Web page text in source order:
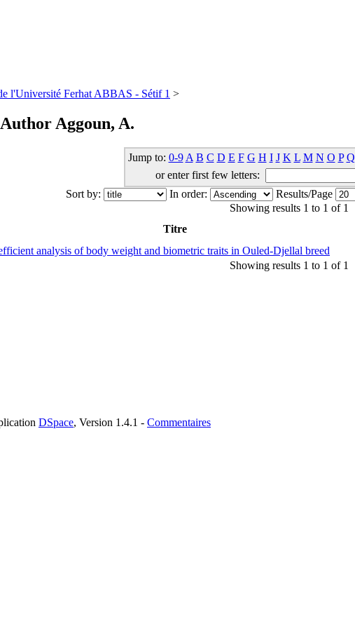
l'Université Ferhat ABBAS - Sétif 1 >
Aggoun, A.
Jump to: 0-9 A B C D E F G H I J K L M N O P Q
or enter first few letters:
Sort by:
In order: Results/Page
Showing results 1 to 1 of 1
Titre
analysis of body weight and biometric traits in Ouled-Djellal breed
Showing results 1 to 1 of 1
DSpace, Version 1.4.1 - Commentaires